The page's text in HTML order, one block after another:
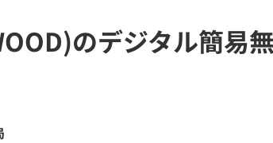
のデジタル簡易